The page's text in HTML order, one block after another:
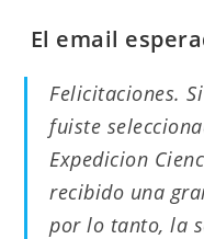
El email
Felicitaciones.
fuiste
Expedicion
recibido una
por lo tanto, la